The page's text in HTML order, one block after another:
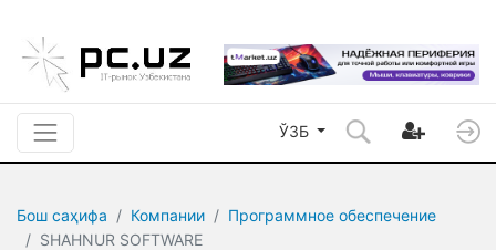
ЎЗБ
Бош саҳифа Компании
Программное обеспечение
SHAHNUR SOFTWARE